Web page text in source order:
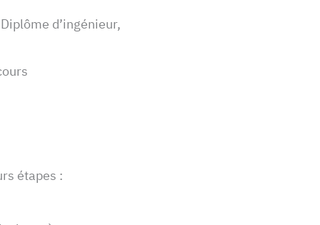
d’ingénieur,
étapes :